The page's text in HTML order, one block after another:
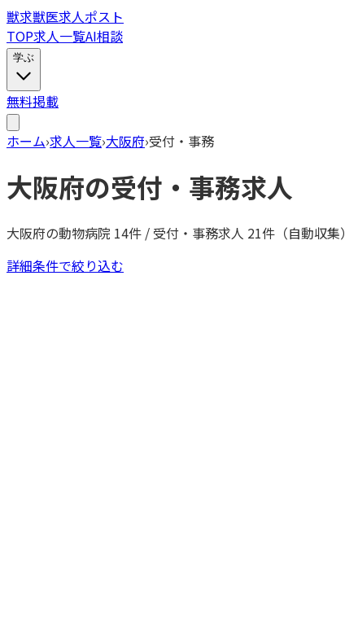
獣求獣医求人ポスト
TOP求人一覧AI相談
学ぶ
無料掲載
ホーム›求人一覧›大阪府›受付・事務
大阪府の受付・事務求人
大阪府の動物病院 14件 / 受付・事務求人 21件（自動収集）
詳細条件で絞り込む